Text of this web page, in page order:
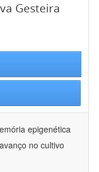
Gesteira
epigenética
no cultivo